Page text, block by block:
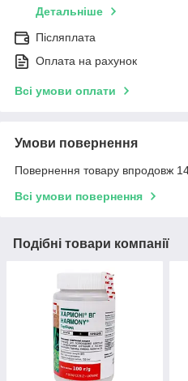
Детальніше
Післяплата
Оплата на рахунок
Всі умови оплати
Умови повернення
Повернення товару впродовж
Всі умови повернення
Подібні товари компанії